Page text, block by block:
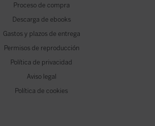
Proceso de compra
Descarga de ebooks
Gastos y plazos de entrega
Permisos de reproducción
Política de privacidad
Aviso legal
Política de cookies